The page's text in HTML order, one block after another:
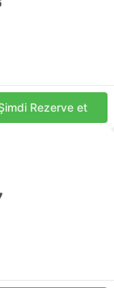
Rezerve et